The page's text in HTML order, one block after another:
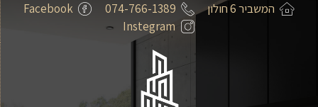
המשביר 6 חולון 074-766-1389
Facebook
Instegram